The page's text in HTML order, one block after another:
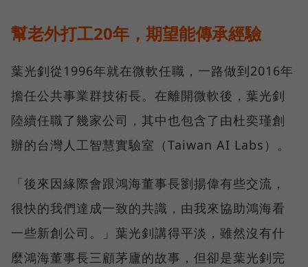
幫老外打工20年，期望能傳承經驗
葉光釗從1996年就在微軟任職，一路做到2016年
擔任公共事業群技術長。在離開微軟後，葉光釗
陸續任職了幾家公司，其中也包含了由杜奕瑾創
辦的台灣人工智慧實驗室（Taiwan AI Labs）。
「後來因緣際會跟鴻海董事長劉揚偉有些交流，
很快的我們達成一致的共識，由我來協助鴻海看
一些新創公司。」葉光釗講得平淡，雖然沒有什
麼鴻海董事長三顧茅廬的故事，但卻是葉光釗完